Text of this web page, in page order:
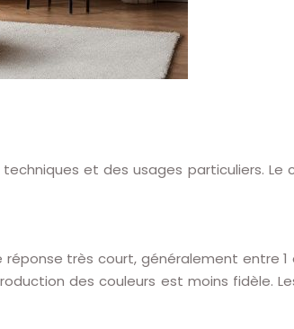
et des usages particuliers. Le
réponse très court, généralement entre
des couleurs est moins fidèle.